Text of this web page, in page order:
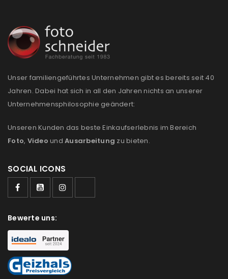
Unser familiengeführtes Unternehmen gibt es bereits seit 40
Jahren. Dabei hat sich in all den Jahren nichts an unserer
Unternehmensphilosophie geändert:
Unseren Kunden das beste Einkaufserlebnis im Bereich
Foto, Video und Ausarbeitung zu bieten.
SOCIAL ICONS
Bewerte uns: